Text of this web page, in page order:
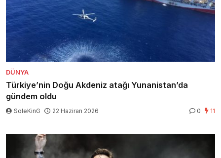
DÜNYA
Türkiye’nin Doğu Akdeniz atağı Yunanistan’da
gündem oldu
SoleKinG 22 Haziran 2026 0 11